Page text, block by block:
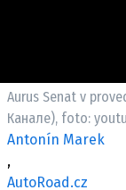
Aurus Senat v
Канале), foto:
Antonín Marek
,
AutoRoad.cz